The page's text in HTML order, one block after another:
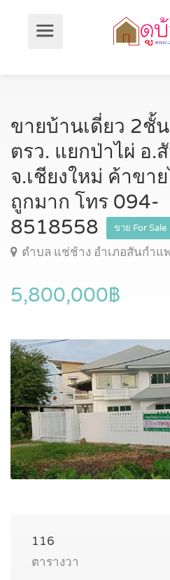
ขายบ้านเดี่ยว 2ชั้
ตรว. แยกป่าไผ่ อ.
จ.เชียงใหม่ ค้าขา
ถูกมาก โทร 094-
8518558
ขาย For Sale
ตำบล แช่ช้าง อำเภอสันกำแ
5,800,000฿
116
ตารางวา